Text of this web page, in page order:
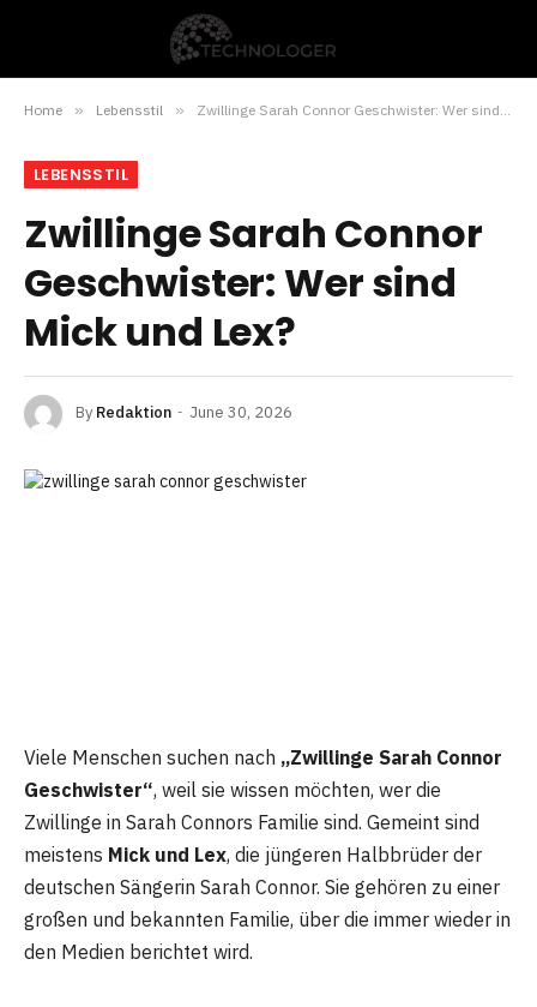
Home » Lebensstil » Zwillinge Sarah Connor Geschwister: Wer sind Mick und Lex?
LEBENSSTIL
Zwillinge Sarah Connor
Geschwister: Wer sind
Mick und Lex?
By Redaktion June 30, 2026
Viele Menschen suchen nach „Zwillinge Sarah Connor
Geschwister“, weil sie wissen möchten, wer die
Zwillinge in Sarah Connors Familie sind. Gemeint sind
meistens Mick und Lex, die jüngeren Halbbrüder der
deutschen Sängerin Sarah Connor. Sie gehören zu einer
großen und bekannten Familie, über die immer wieder in
den Medien berichtet wird.